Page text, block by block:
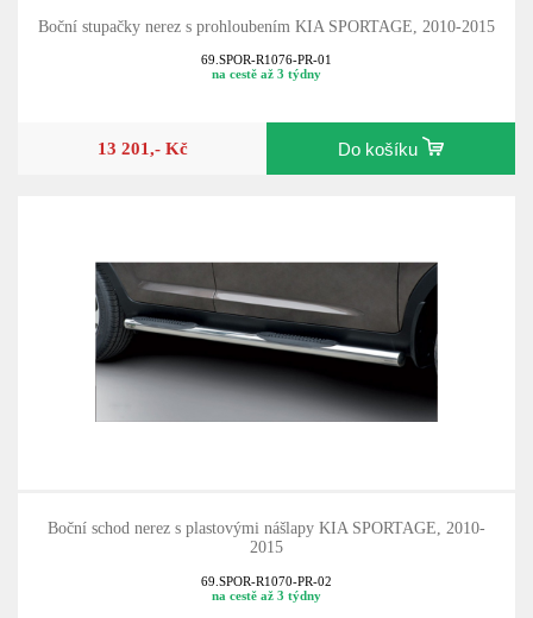
Boční stupačky nerez s prohloubením KIA SPORTAGE, 2010-2015
69.SPOR-R1076-PR-01
na cestě až 3 týdny
13 201,- Kč Do košíku
Boční schod nerez s plastovými nášlapy KIA SPORTAGE, 2010-
2015
69.SPOR-R1070-PR-02
na cestě až 3 týdny